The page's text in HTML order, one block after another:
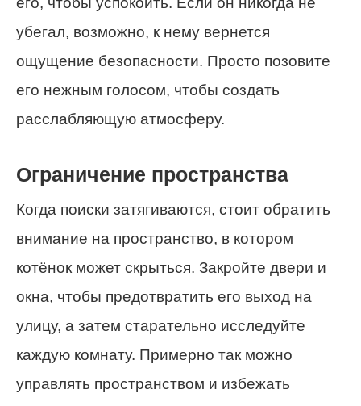
убегал, возможно, к нему вернется
ощущение безопасности. Просто позовите
его нежным голосом, чтобы создать
расслабляющую атмосферу.
Ограничение пространства
Когда поиски затягиваются, стоит обратить
внимание на пространство, в котором
котёнок может скрыться. Закройте двери и
окна, чтобы предотвратить его выход на
улицу, а затем старательно исследуйте
каждую комнату. Примерно так можно
управлять пространством и избежать